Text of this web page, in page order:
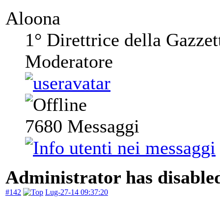
Aloona
1° Direttrice della
Moderatore
7680 Messaggi
Administrator has
#142 Lug-27-14 09:37:20